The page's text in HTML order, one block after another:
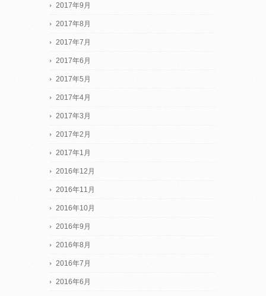
2017年9月
2017年8月
2017年7月
2017年6月
2017年5月
2017年4月
2017年3月
2017年2月
2017年1月
2016年12月
2016年11月
2016年10月
2016年9月
2016年8月
2016年7月
2016年6月